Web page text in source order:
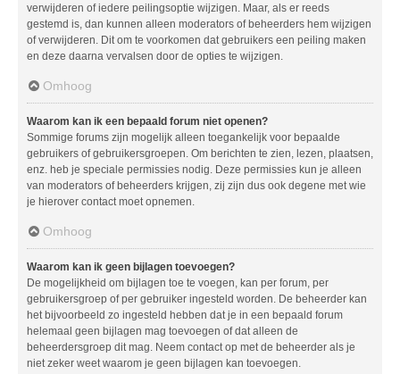
verwijderen of iedere peilingsoptie wijzigen. Maar, als er reeds
gestemd is, dan kunnen alleen moderators of beheerders hem wijzigen
of verwijderen. Dit om te voorkomen dat gebruikers een peiling maken
en deze daarna vervalsen door de opties te wijzigen.
Omhoog
Waarom kan ik een bepaald forum niet openen?
Sommige forums zijn mogelijk alleen toegankelijk voor bepaalde
gebruikers of gebruikersgroepen. Om berichten te zien, lezen, plaatsen,
enz. heb je speciale permissies nodig. Deze permissies kun je alleen
van moderators of beheerders krijgen, zij zijn dus ook degene met wie
je hierover contact moet opnemen.
Omhoog
Waarom kan ik geen bijlagen toevoegen?
De mogelijkheid om bijlagen toe te voegen, kan per forum, per
gebruikersgroep of per gebruiker ingesteld worden. De beheerder kan
het bijvoorbeeld zo ingesteld hebben dat je in een bepaald forum
helemaal geen bijlagen mag toevoegen of dat alleen de
beheerdersgroep dit mag. Neem contact op met de beheerder als je
niet zeker weet waarom je geen bijlagen kan toevoegen.